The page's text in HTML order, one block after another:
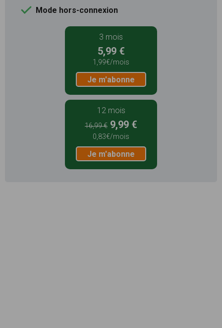
Mode hors-connexion
3 mois
5,99 €
1,99€/mois
Je m'abonne
12 mois
16,99 € 9,99 €
0,83€/mois
Je m'abonne